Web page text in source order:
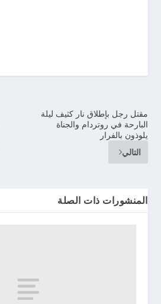
مقتل رجل بإطلاق نار كثيف ليلة
البارحة في روتردام والجناة
يلوذون بالفرار
التالي
المنشورات ذات الصلة